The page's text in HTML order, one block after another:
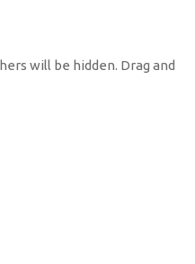
will be hidden. Drag and